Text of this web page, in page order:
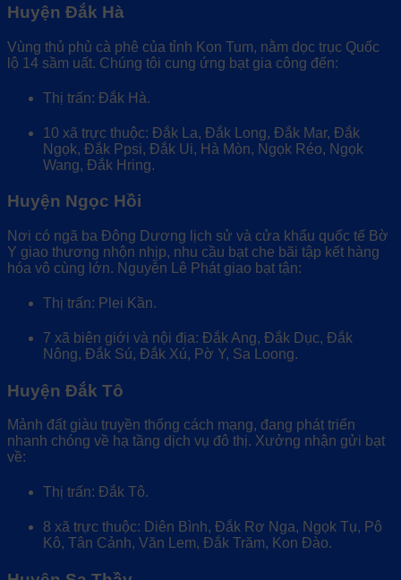
Huyện Đắk Hà
Vùng thủ phủ cà phê của tỉnh Kon Tum, nằm dọc trục Quốc
lộ 14 sầm uất. Chúng tôi cung ứng bạt gia công đến:
Thị trấn: Đắk Hà.
10 xã trực thuộc: Đắk La, Đắk Long, Đắk Mar, Đắk
Ngọk, Đắk Ppsi, Đắk Ui, Hà Mòn, Ngọk Réo, Ngọk
Wang, Đắk Hring.
Huyện Ngọc Hồi
Nơi có ngã ba Đông Dương lịch sử và cửa khẩu quốc tế Bờ
Y giao thương nhộn nhịp, nhu cầu bạt che bãi tập kết hàng
hóa vô cùng lớn. Nguyễn Lê Phát giao bạt tận:
Thị trấn: Plei Kần.
7 xã biên giới và nội địa: Đắk Ang, Đắk Dục, Đắk
Nông, Đắk Sú, Đắk Xú, Pờ Y, Sa Loong.
Huyện Đắk Tô
Mảnh đất giàu truyền thống cách mạng, đang phát triển
nhanh chóng về hạ tầng dịch vụ đô thị. Xưởng nhận gửi bạt
về:
Thị trấn: Đắk Tô.
8 xã trực thuộc: Diên Bình, Đắk Rơ Nga, Ngọk Tụ, Pô
Kô, Tân Cảnh, Văn Lem, Đắk Trăm, Kon Đào.